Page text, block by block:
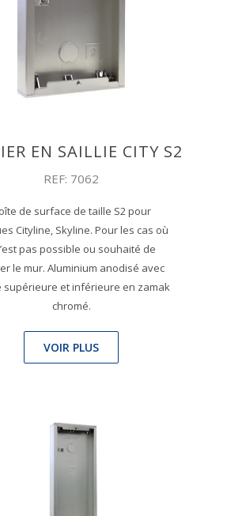
EN SAILLIE CITY S2
REF: 7062
de surface de taille S2 pour
Cityline, Skyline. Pour les cas où
pas possible ou souhaité de
le mur. Aluminium anodisé avec
supérieure et inférieure en zamak
chromé.
VOIR PLUS